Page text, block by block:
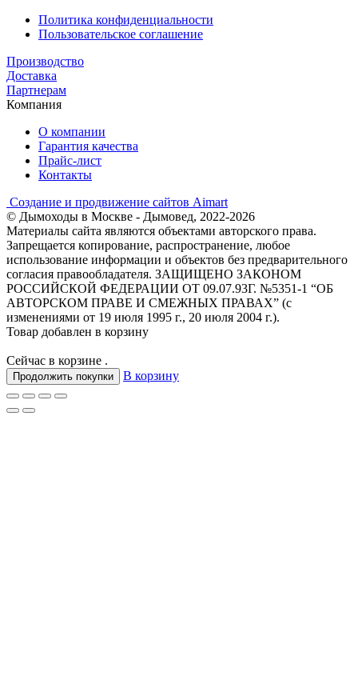
Политика конфиденциальности
Пользовательское соглашение
Производство
Доставка
Партнерам
Компания
О компании
Гарантия качества
Прайс-лист
Контакты
Создание и продвижение сайтов Aimart
© Дымоходы в Москве - Дымовед, 2022-2026
Материалы сайта являются объектами авторского права.
Запрещается копирование, распространение, любое
использование информации и объектов без предварительного
согласия правообладателя. ЗАЩИЩЕНО ЗАКОНОМ
РОССИЙСКОЙ ФЕДЕРАЦИИ ОТ 09.07.93Г. №5351-1 “ОБ
АВТОРСКОМ ПРАВЕ И СМЕЖНЫХ ПРАВАХ” (с
изменениями от 19 июля 1995 г., 20 июля 2004 г.).
Товар добавлен в корзину
Сейчас в корзине .
Продолжить покупки В корзину